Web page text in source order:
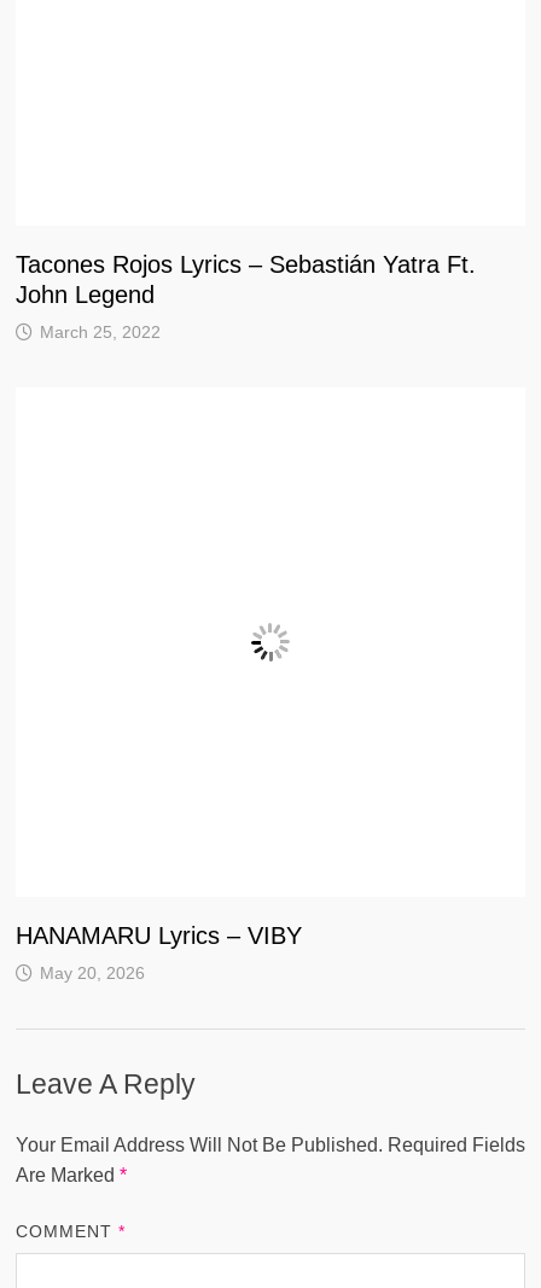
Tacones Rojos Lyrics – Sebastián Yatra Ft.
John Legend
March 25, 2022
HANAMARU Lyrics – VIBY
May 20, 2026
Leave A Reply
Your Email Address Will Not Be Published. Required Fields
Are Marked *
COMMENT*